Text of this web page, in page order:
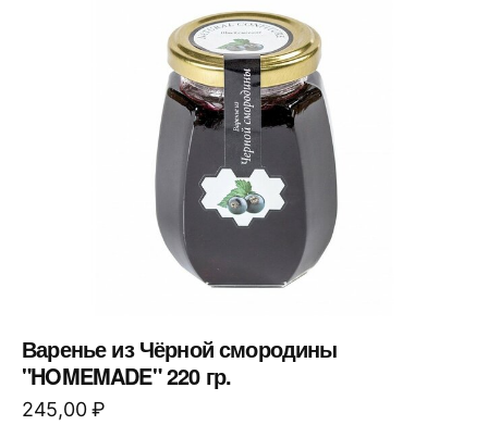
Варенье из Чёрной смородины
"HOMEMADE" 220 гр.
245,00₽